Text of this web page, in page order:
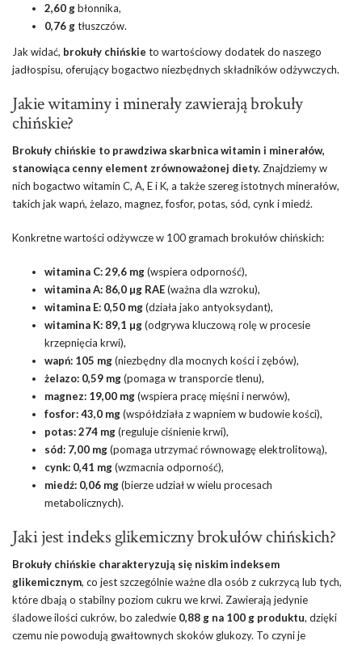
2,60 gbłonnika,
0,76 gtłuszczów.
Jak widać, brokuły chińskie to wartościowy dodatek do naszego
jadłospisu, oferujący bogactwo niezbędnych składników odżywczych.
Jakie witaminy i minerały zawierają brokuły
chińskie?
Brokuły chińskie to prawdziwa skarbnica witamin i minerałów,
stanowiąca cenny element zrównoważonej diety. Znajdziemy w
nich bogactwo witamin C, A, E i K, a także szereg istotnych minerałów,
takich jak wapń, żelazo, magnez, fosfor, potas, sód, cynk i miedź.
Konkretne wartości odżywcze w 100 gramach brokułów chińskich:
witamina C: 29,6 mg(wspiera odporność),
witamina A: 86,0 µg RAE(ważna dla wzroku),
witamina E: 0,50 mg(działa jako antyoksydant),
witamina K: 89,1 µg(odgrywa kluczową rolę w procesie
krzepnięcia krwi),
wapń: 105 mg(niezbędny dla mocnych kości i zębów),
żelazo: 0,59 mg(pomaga w transporcie tlenu),
magnez: 19,00 mg(wspiera pracę mięśni i nerwów),
fosfor: 43,0 mg(współdziała z wapniem w budowie kości),
potas: 274 mg(reguluje ciśnienie krwi),
sód: 7,00 mg(pomaga utrzymać równowagę elektrolitową),
cynk: 0,41 mg(wzmacnia odporność),
miedź: 0,06 mg(bierze udział w wielu procesach
metabolicznych).
Jaki jest indeks glikemiczny brokułów chińskich?
Brokuły chińskie charakteryzują się niskim indeksem
glikemicznym, co jest szczególnie ważne dla osób z cukrzycą lub tych,
które dbają o stabilny poziom cukru we krwi. Zawierają jedynie
śladowe ilości cukrów, bo zaledwie 0,88 g na 100 g produktu, dzięki
czemu nie powodują gwałtownych skoków glukozy. To czyni je